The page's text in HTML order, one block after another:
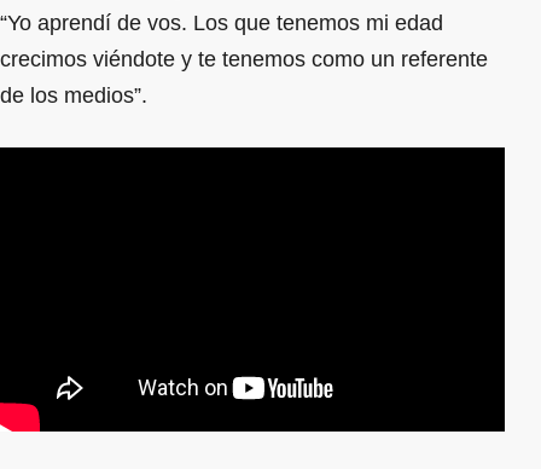
“Yo aprendí de vos. Los que tenemos mi edad
crecimos viéndote y te tenemos como un referente
de los medios”.